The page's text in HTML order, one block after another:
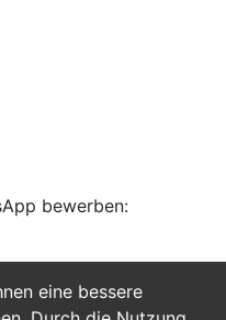
eine bessere
bewerben: